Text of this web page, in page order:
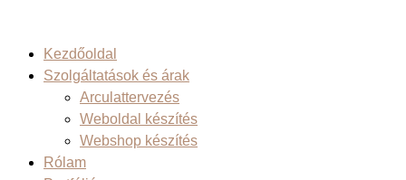
Kezdőoldal
Szolgáltatások és árak
Arculattervezés
Weboldal készítés
Webshop készítés
Rólam